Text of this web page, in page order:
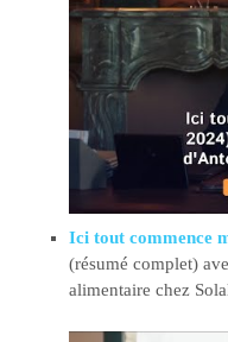
Ici tout commence
(résumé complet)
alimentaire chez